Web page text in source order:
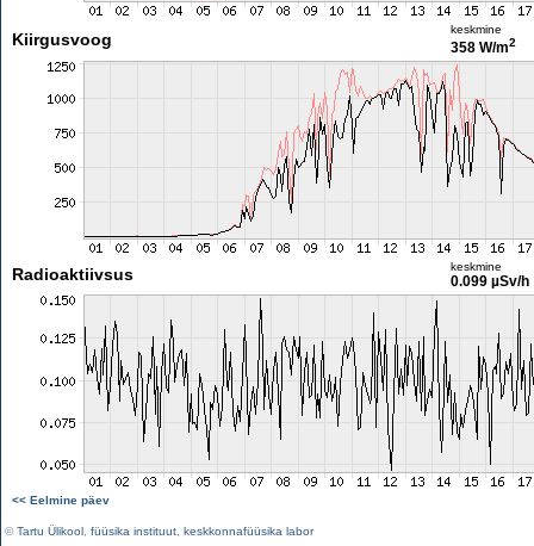
Kiirgusvoog
keskmine
358 W/m2
Radioaktiivsus keskmine
0.099 µSv/h
<< Eelmine päev
©Tartu Ülikool füüsika instituut keskkonnafüüsika labor